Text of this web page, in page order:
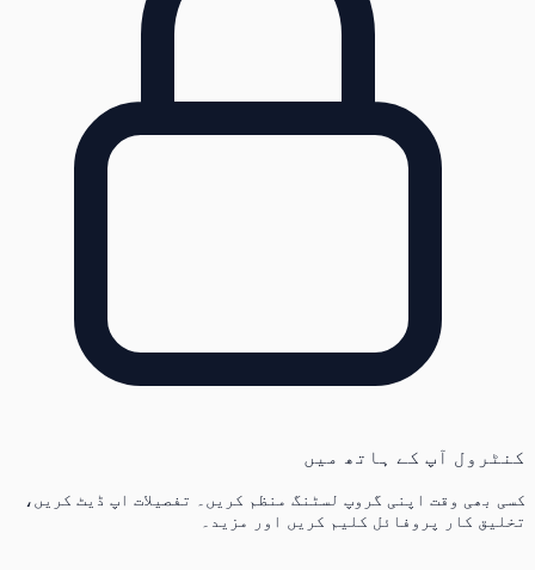
کنٹرول آپ کے ہاتھ میں
کسی بھی وقت اپنی گروپ لسٹنگ منظم کریں۔ تفصیلات اپ ڈیٹ کریں،
تخلیق کار پروفائل کلیم کریں اور مزید۔